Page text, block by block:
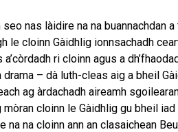
nas làidire na na buannachdan a
le cloinn Gàidhlig ionnsachadh
ri cloinn agus a
drama – dà luth-cleas aig a bheil
ag àrdachadh aireamh
cloinn le Gàidhlig gu bheil iad
na cloinn ann an clasaichean